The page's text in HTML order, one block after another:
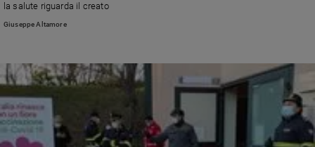
la salute riguarda il creato
Giuseppe Altamore